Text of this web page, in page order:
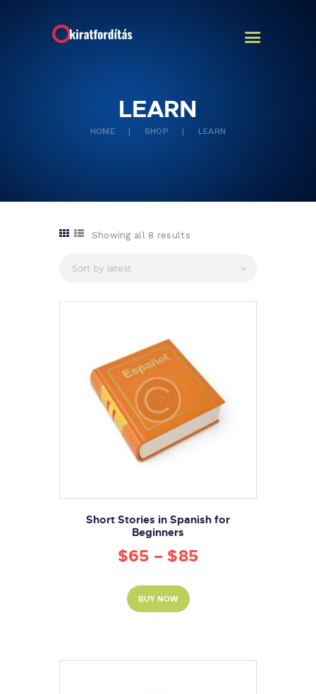
LEARN
HOME SHOP LEARN
FŐOLDAL
Showing all 8 results
Short Stories in Spanish for
Beginners
$65 –$85
BUY NOW